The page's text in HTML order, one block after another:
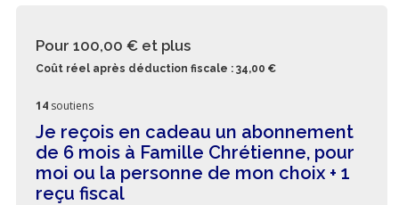
Pour 100,00 € et plus
Coût réel après déduction fiscale : 34,00 €
14 soutiens
Je reçois en cadeau un abonnement
de 6 mois à Famille Chrétienne, pour
moi ou la personne de mon choix + 1
reçu fiscal